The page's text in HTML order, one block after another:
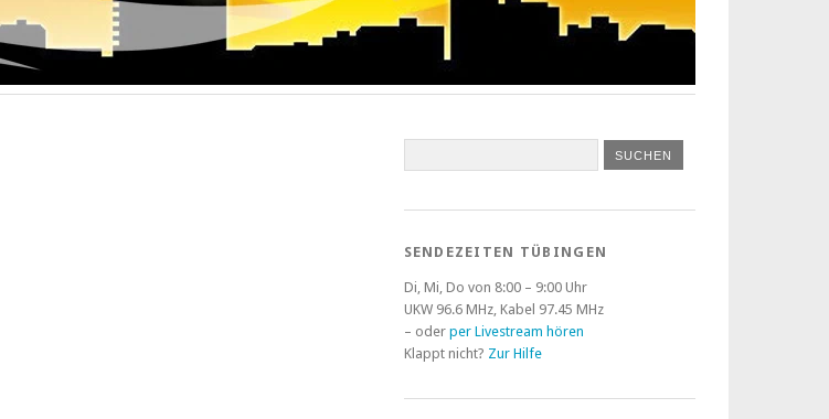
SENDEZEITEN TÜBINGEN
Di, Mi, Do von 8:00 – 9:00 Uhr
UKW 96.6 MHz, Kabel 97.45 MHz
– oder per Livestream hören
Klappt nicht? Zur Hilfe